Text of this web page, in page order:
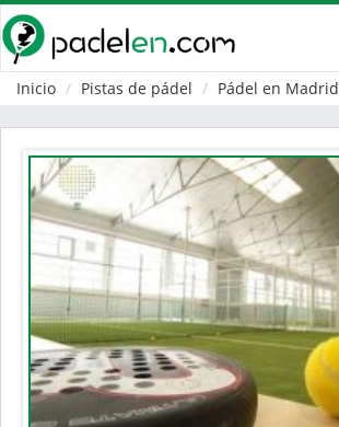
Inicio
Pistas de pádel Pádel en Madrid